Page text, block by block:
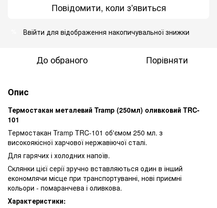
Повідомити, коли з'явиться
Ввійти для відображення накопичувальної знижки
До обраного Порівняти
Опис
Термостакан металевий Tramp (250мл) оливковий TRC-
101
Термостакан Tramp TRC-101 об'ємом 250 мл. з
високоякісної харчової нержавіючої сталі.
Для гарячих і холодних напоїв.
Склянки цієї серії зручно вставляються один в інший
економлячи місце при транспортуванні, нові приємні
кольори - помаранчева і оливкова.
Характеристики: